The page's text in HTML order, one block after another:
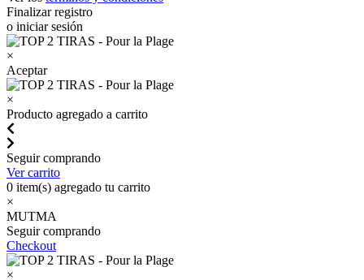
Finalizar registro
o iniciar sesión
×
Aceptar
×
Producto agregado a carrito
Seguir comprando
Ver carrito
0 item(s) agregado tu carrito
×
MUTMA
Seguir comprando
Checkout
×